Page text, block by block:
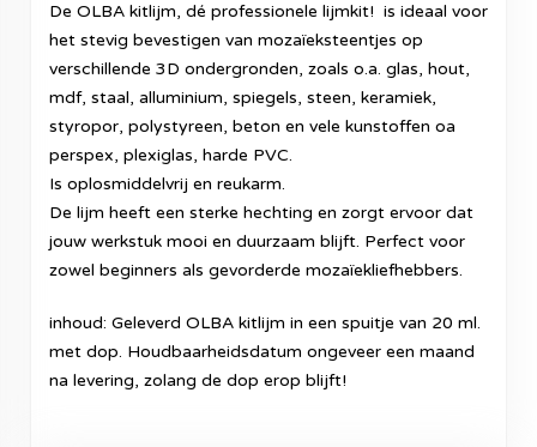
De OLBA kitlijm, dé professionele lijmkit! is ideaal voor
het stevig bevestigen van mozaïeksteentjes op
verschillende 3D ondergronden, zoals o.a. glas, hout,
mdf, staal, alluminium, spiegels, steen, keramiek,
styropor, polystyreen, beton en vele kunstoffen oa
perspex, plexiglas, harde PVC.
Is oplosmiddelvrij en reukarm.
De lijm heeft een sterke hechting en zorgt ervoor dat
jouw werkstuk mooi en duurzaam blijft. Perfect voor
zowel beginners als gevorderde mozaïekliefhebbers.
inhoud: Geleverd OLBA kitlijm in een spuitje van 20 ml.
met dop. Houdbaarheidsdatum ongeveer een maand
na levering, zolang de dop erop blijft!